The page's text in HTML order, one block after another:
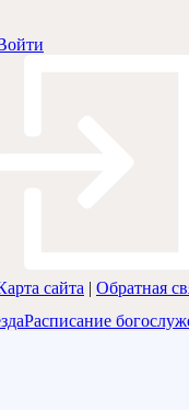
сайта | Обратная
Расписание